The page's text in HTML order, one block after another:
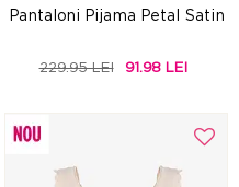
Pantaloni Pijama Petal Satin
229.95 LEI 91.98 LEI